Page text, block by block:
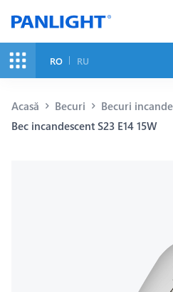
RO RU
Acasă Becuri
Becuri
Bec incandescent S23 E14 15W